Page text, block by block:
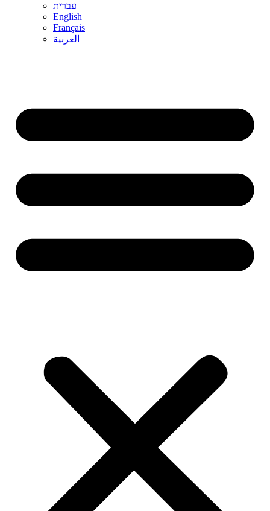
עברית
English
Français
العربية